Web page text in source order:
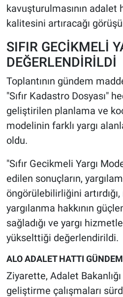
kavuşturulmasının adalet
kalitesini artıracağı
SIFIR GECİKMELİ
DEĞERLENDİRİLDİ
Toplantının gündem
"Sıfır Kadastro Dosyası"
geliştirilen planlama ve
modelinin farklı yargı
oldu.
"Sıfır Gecikmeli Yargı
edilen sonuçların,
öngörülebilirliğini
yargılanma hakkının
sağladığı ve yargı
yükselttiği değerlendirildi.
ALO ADALET HATTI
Ziyarette, Adalet
geliştirme çalışmaları